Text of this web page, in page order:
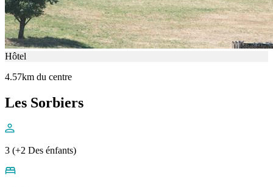
Hôtel
4.57km du centre
Les Sorbiers
3 (+2 Des énfants)